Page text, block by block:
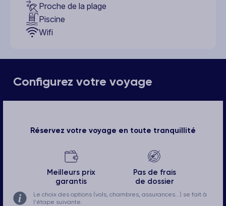
Proche de la plage
Piscine
Wifi
Configurez votre voyage
Réservez votre voyage en toute tranquillité
Meilleurs prix
garantis
Pas de frais
de dossier
Le choix des options (vols, chambres, assurances...) se fait à
l'étape suivante.